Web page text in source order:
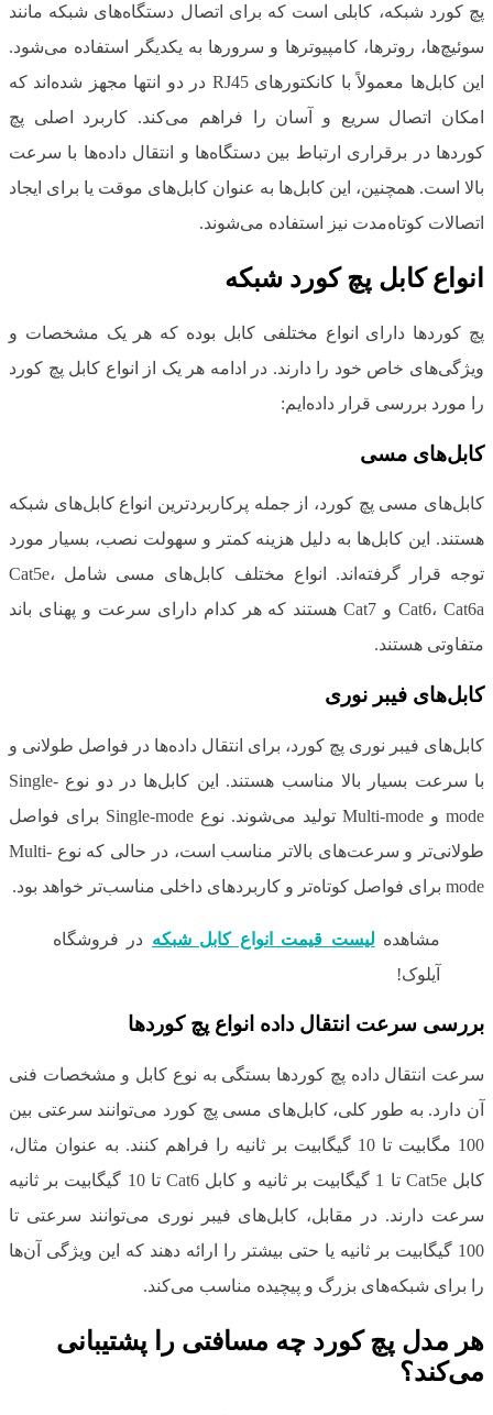
پچ کورد شبکه، کابلی است که برای اتصال دستگاه‌های شبکه مانند
سوئیچ‌ها، روترها، کامپیوترها و سرورها به یکدیگر استفاده می‌شود.
این کابل‌ها معمولاً با کانکتورهای RJ45 در دو انتها مجهز شده‌اند که
امکان اتصال سریع و آسان را فراهم می‌کند. کاربرد اصلی پچ
کوردها در برقراری ارتباط بین دستگاه‌ها و انتقال داده‌ها با سرعت
بالا است. همچنین، این کابل‌ها به عنوان کابل‌های موقت یا برای ایجاد
اتصالات کوتاه‌مدت نیز استفاده می‌شوند.
انواع کابل پچ کورد شبکه
پچ کوردها دارای انواع مختلفی کابل بوده که هر یک مشخصات و
ویژگی‌های خاص خود را دارند. در ادامه هر یک از انواع کابل پچ کورد
را مورد بررسی قرار داده‌ایم:
کابل‌های مسی
کابل‌های مسی پچ کورد، از جمله پرکاربردترین انواع کابل‌های شبکه
هستند. این کابل‌ها به دلیل هزینه کمتر و سهولت نصب، بسیار مورد
توجه قرار گرفته‌اند. انواع مختلف کابل‌های مسی شامل Cat5e،
Cat6، Cat6a و Cat7 هستند که هر کدام دارای سرعت و پهنای باند
متفاوتی هستند.
کابل‌های فیبر نوری
کابل‌های فیبر نوری پچ کورد، برای انتقال داده‌ها در فواصل طولانی و
با سرعت بسیار بالا مناسب هستند. این کابل‌ها در دو نوع Single-
mode و Multi-mode تولید می‌شوند. نوع Single-mode برای فواصل
طولانی‌تر و سرعت‌های بالاتر مناسب است، در حالی که نوع Multi-
mode برای فواصل کوتاه‌تر و کاربردهای داخلی مناسب‌تر خواهد بود.
مشاهده لیست قیمت انواع کابل شبکه در فروشگاه
آیلوک!
بررسی سرعت انتقال داده انواع پچ کوردها
سرعت انتقال داده پچ کوردها بستگی به نوع کابل و مشخصات فنی
آن دارد. به طور کلی، کابل‌های مسی پچ کورد می‌توانند سرعتی بین
100 مگابیت تا 10 گیگابیت بر ثانیه را فراهم کنند. به عنوان مثال،
کابل Cat5e تا 1 گیگابیت بر ثانیه و کابل Cat6 تا 10 گیگابیت بر ثانیه
سرعت دارند. در مقابل، کابل‌های فیبر نوری می‌توانند سرعتی تا
100 گیگابیت بر ثانیه یا حتی بیشتر را ارائه دهند که این ویژگی آن‌ها
را برای شبکه‌های بزرگ و پیچیده مناسب می‌کند.
هر مدل پچ کورد چه مسافتی را پشتیبانی
می‌کند؟